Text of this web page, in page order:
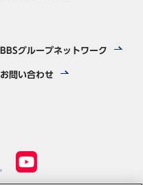
BBSグループネットワーク
お問い合わせ